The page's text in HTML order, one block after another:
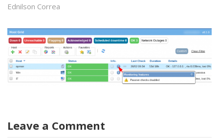
Ednilson Correa
Leave a Comment